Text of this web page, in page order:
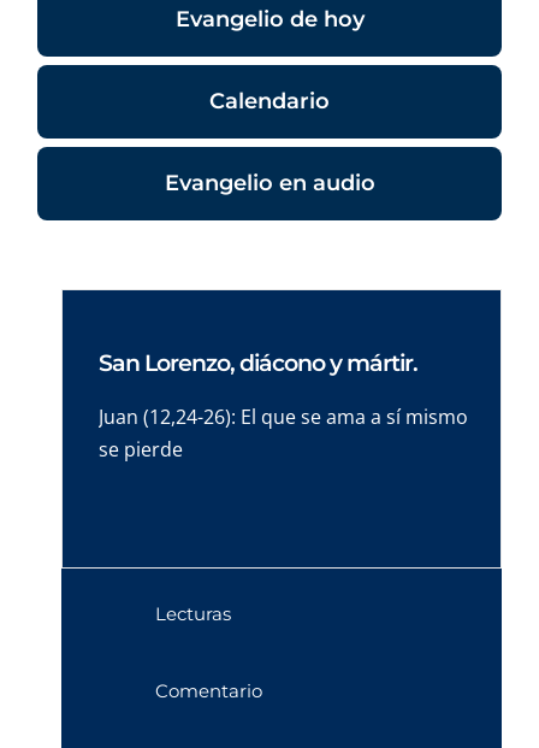
Evangelio de hoy
Calendario
Evangelio en audio
San Lorenzo, diácono y mártir.
Juan (12,24-26): El que se ama a sí mismo
se pierde
Lecturas
Comentario